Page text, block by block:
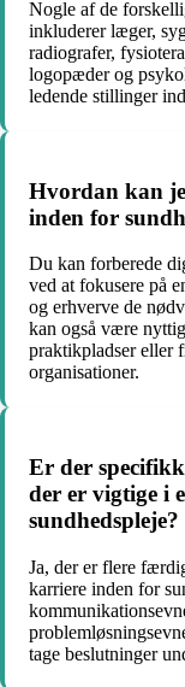
Nogle af de
inkluderer læger,
radiografer,
logopæder og
ledende stillinger
Hvordan kan
inden for
Du kan forberede
ved at fokusere på
og erhverve de
kan også være
praktikpladser eller
organisationer.
Er der
der er vigtige i
sundhedspleje?
Ja, der er flere
karriere inden for
tage beslutninger